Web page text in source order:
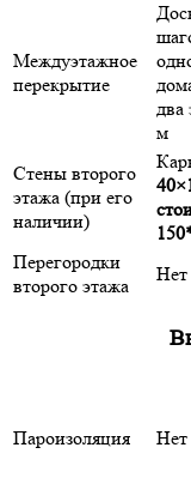
Междуэтажное
перекрытие
два
м
Стены второго
этажа (при его
наличии)
Перегородки
второго этажа
Нет
Пароизоляция Нет